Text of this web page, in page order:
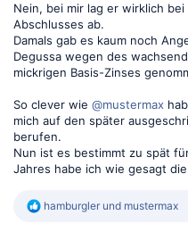
Nein, bei mir lag er wirklich
Abschlusses ab.
Damals gab es kaum noch
Degussa wegen des
mickrigen Basis-Zinses
So clever wie @mustermax
mich auf den später
berufen.
Nun ist es bestimmt zu spät
Jahres habe ich wie gesagt
R
hamburgler und mustermax